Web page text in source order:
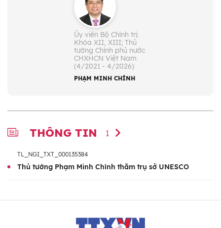
Ủy viên Bộ Chính trị:
Khóa XII, XIII; Thủ
tướng Chính phủ nước
CHXHCN Việt Nam
(4/2021 - 4/2026)
PHẠM MINH CHÍNH
THÔNG TIN 1
TL_NGI_TXT_000135384
Thủ tướng Phạm Minh Chính thăm trụ sở UNESCO